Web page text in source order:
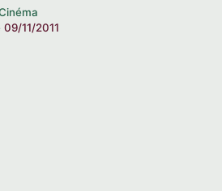
09/11/2011